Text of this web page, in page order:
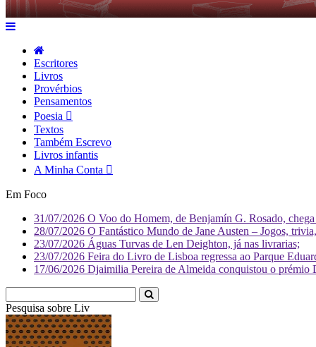
Escritores
Livros
Provérbios
Pensamentos
Poesia
Textos
Também Escrevo
Livros infantis
A Minha Conta
Em Foco
31/07/2026 O Voo do Homem, de Benjamín G. Rosado,
28/07/2026 O Fantástico Mundo de Jane Austen – Jogos,
23/07/2026 Águas Turvas de Len Deighton, já nas livrarias;
23/07/2026 Feira do Livro de Lisboa regressa ao Parque
17/06/2026 Djaimilia Pereira de Almeida conquistou o
Pesquisa sobre Literatura